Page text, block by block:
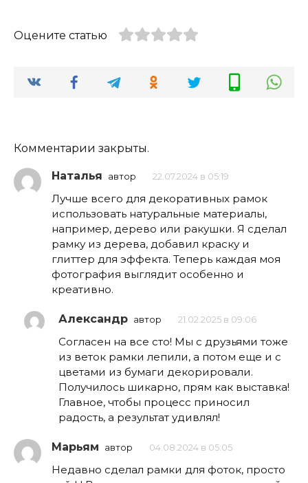
Оцените статью
Комментарии закрыты.
Наталья автор 22.07.2024 в 05:19
Лучше всего для декоративных рамок
использовать натуральные материалы,
например, дерево или ракушки. Я сделал
рамку из дерева, добавил краску и
глиттер для эффекта. Теперь каждая моя
фотография выглядит особенно и
креативно.
Александр автор 21.02.2025 в 09:06
Согласен на все сто! Мы с друзьями тоже
из веток рамки лепили, а потом еще и с
цветами из бумаги декорировали.
Получилось шикарно, прям как выставка!
Главное, чтобы процесс приносил
радость, а результат удивлял!
Марьям автор 04.08.2024 в 05:05
Недавно сделал рамки для фоток, просто